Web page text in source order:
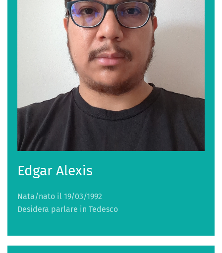
Edgar Alexis
Nata/nato il 19/03/1992
Desidera parlare in Tedesco